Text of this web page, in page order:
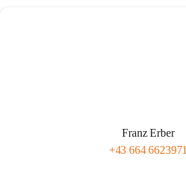
Franz Erber
+43 664 6623971